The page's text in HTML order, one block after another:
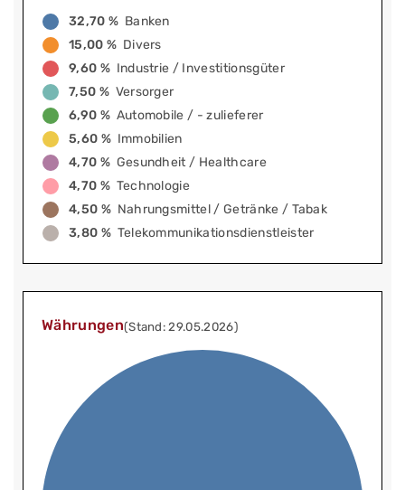
32,70 % Banken
15,00 % Divers
9,60 % Industrie / Investitionsgüter
7,50 % Versorger
6,90 % Automobile / - zulieferer
5,60 % Immobilien
4,70 % Gesundheit / Healthcare
4,70 % Technologie
4,50 % Nahrungsmittel / Getränke / Tabak
3,80 % Telekommunikationsdienstleister
Währungen(Stand: 29.05.2026)